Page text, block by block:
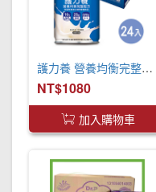
護力養 營養均衡完整配方(250ml x24罐 x2箱)
NT$1080
加入購物車